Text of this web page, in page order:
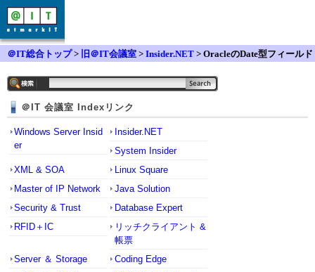
＠IT総合トップ> 旧＠IT会議室 > Insider.NET > OracleのDate型フィールド
＠IT 会議室 Indexリンク
Windows Server Insid
er
Insider.NET
System Insider
XML & SOA
Linux Square
Master of IP Network
Java Solution
Security & Trust
Database Expert
RFID＋IC
リッチクライアント &
帳票
Server ＆ Storage
Coding Edge